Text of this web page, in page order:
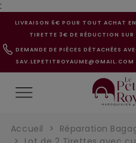
:
LIVRAISON 6€ POUR TOUT ACHAT
TIRETTE 3€ DE RÉDUCTION
DEMANDE DE PIÈCES DÉTACHÉES
SAV.LEPETITROYAUME@GMAIL.COM
Accueil Réparation